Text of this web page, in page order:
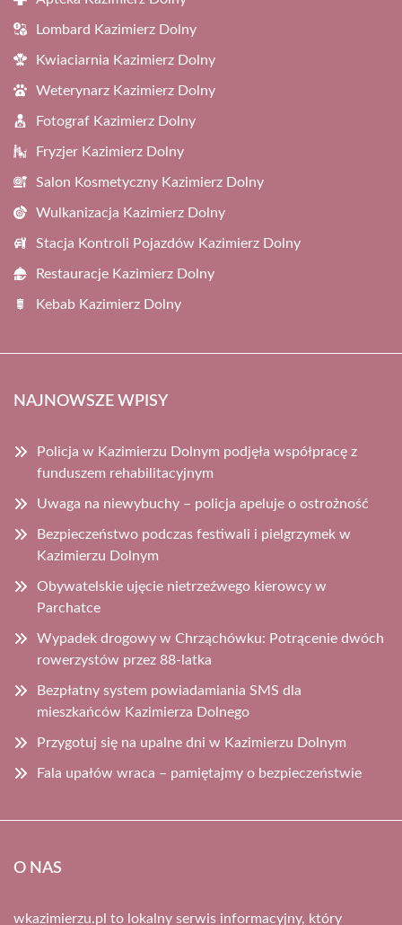
Lombard Kazimierz Dolny
Kwiaciarnia Kazimierz Dolny
Weterynarz Kazimierz Dolny
Fotograf Kazimierz Dolny
Fryzjer Kazimierz Dolny
Salon Kosmetyczny Kazimierz Dolny
Wulkanizacja Kazimierz Dolny
Stacja Kontroli Pojazdów Kazimierz Dolny
Restauracje Kazimierz Dolny
Kebab Kazimierz Dolny
NAJNOWSZE WPISY
Policja w Kazimierzu Dolnym podjęła współpracę z
funduszem rehabilitacyjnym
Uwaga na niewybuchy – policja apeluje o ostrożność
Bezpieczeństwo podczas festiwali i pielgrzymek w
Kazimierzu Dolnym
Obywatelskie ujęcie nietrzeźwego kierowcy w
Parchatce
Wypadek drogowy w Chrząchówku: Potrącenie dwóch
rowerzystów przez 88-latka
Bezpłatny system powiadamiania SMS dla
mieszkańców Kazimierza Dolnego
Przygotuj się na upalne dni w Kazimierzu Dolnym
Fala upałów wraca – pamiętajmy o bezpieczeństwie
O NAS
wkazimierzu.pl to lokalny serwis informacyjny, który